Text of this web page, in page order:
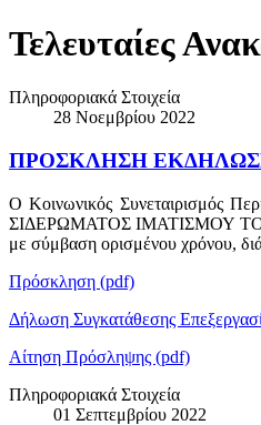
Τελευταίες
Πληροφοριακά Στοιχεία
28 Νοεμβρίου 2022
ΠΡΟΣΚΛΗΣΗ
Ο Κοινωνικός
ΣΙΔΕΡΩΜΑΤΟΣ ΙΜΑΤΙΣΜΟΥ ΤΟΥ
με σύμβαση ορισμένου χρόνου,
Πρόσκληση (pdf)
Δήλωση Συγκατάθεσης
Αίτηση Πρόσληψης (pdf)
Πληροφοριακά Στοιχεία
01 Σεπτεμβρίου 2022